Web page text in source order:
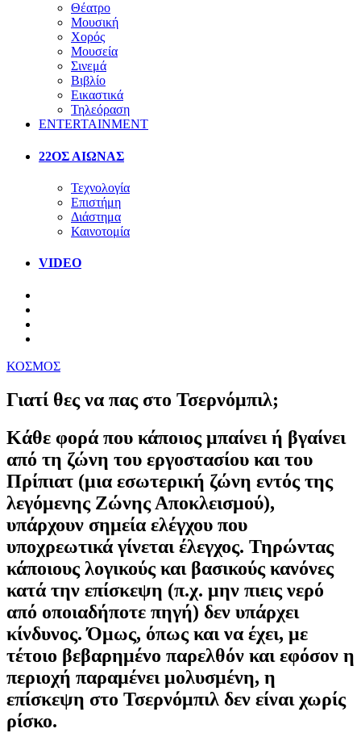
Θέατρο
Μουσική
Χορός
Μουσεία
Σινεμά
Βιβλίο
Εικαστικά
Τηλεόραση
ENTERTAINMENT
22ΟΣ ΑΙΩΝΑΣ
Τεχνολογία
Επιστήμη
Διάστημα
Καινοτομία
VIDEO
ΚΟΣΜΟΣ
Γιατί θες να πας στο Τσερνόμπιλ;
Κάθε φορά που κάποιος μπαίνει ή βγαίνει
από τη ζώνη του εργοστασίου και του
Πρίπιατ (μια εσωτερική ζώνη εντός της
λεγόμενης Ζώνης Αποκλεισμού),
υπάρχουν σημεία ελέγχου που
υποχρεωτικά γίνεται έλεγχος. Τηρώντας
κάποιους λογικούς και βασικούς κανόνες
κατά την επίσκεψη (π.χ. μην πιεις νερό
από οποιαδήποτε πηγή) δεν υπάρχει
κίνδυνος. Όμως, όπως και να έχει, με
τέτοιο βεβαρημένο παρελθόν και εφόσον η
περιοχή παραμένει μολυσμένη, η
επίσκεψη στο Τσερνόμπιλ δεν είναι χωρίς
ρίσκο.